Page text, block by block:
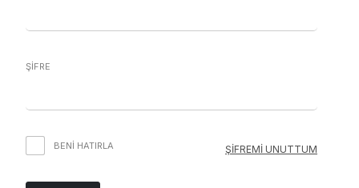
ŞİFRE
BENI HATIRLA ŞİFREMİ UNUTTUM